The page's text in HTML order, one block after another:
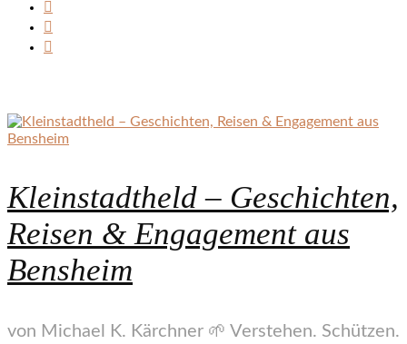
Kleinstadtheld – Geschichten,
Reisen & Engagement aus
Bensheim
von Michael K. Kärchner 🌱 Verstehen. Schützen.